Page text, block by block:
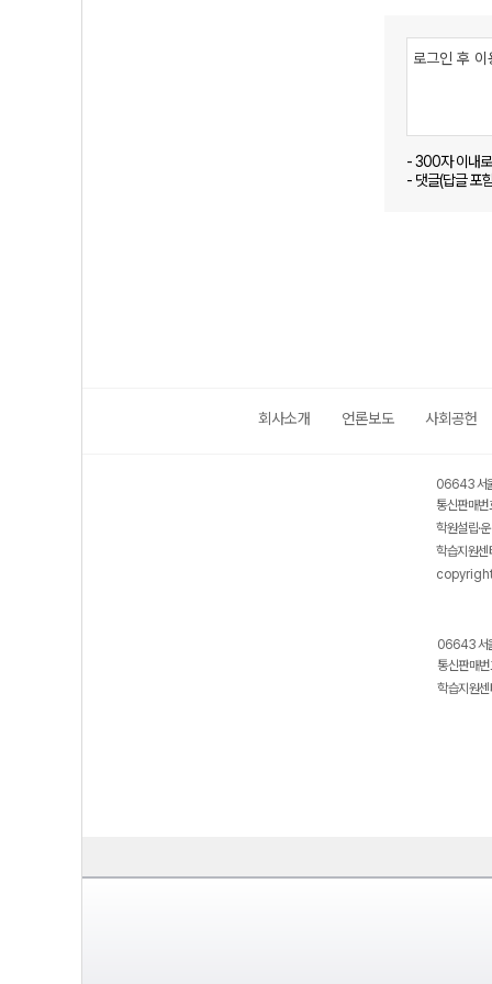
- 300자 이내
- 댓글(답글 포
회사소개 언론보도 사회공헌
06643 서
통신판매
학원설립·
학습지원
06643 서
통신판매
학습지원